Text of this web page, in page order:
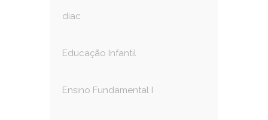
diac
Educação Infantil
Ensino Fundamental I